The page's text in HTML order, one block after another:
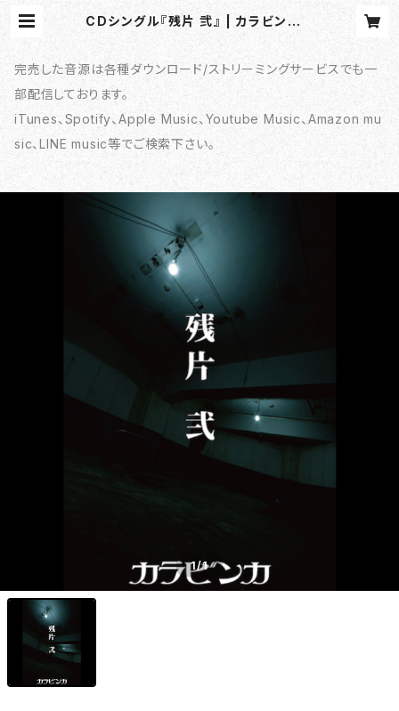
CDシングル『残片 弐』 | カラビンカ o
完売した音源は各種ダウンロード/ストリーミングサービスでも一
部配信しております。
iTunes、Spotify、Apple Music、Youtube Music、Amazon mu
sic、LINE music等でご検索下さい。
1/1